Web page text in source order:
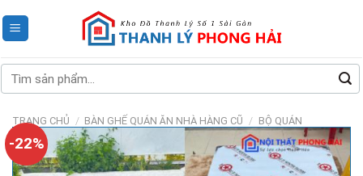
to
Tìm
kiếm:
TRANG CHỦ / BÀN GHẾ QUÁN ĂN NHÀ HÀNG CŨ / BỘ QUÁN
-22%